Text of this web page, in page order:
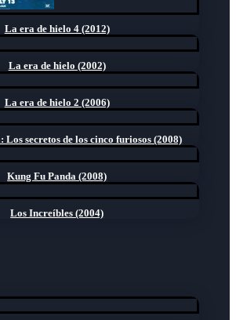
La era de hielo 4 (2012)
La era de hielo (2002)
La era de hielo 2 (2006)
Los secretos de los cinco furiosos (2008)
Kung Fu Panda (2008)
Los Increíbles (2004)